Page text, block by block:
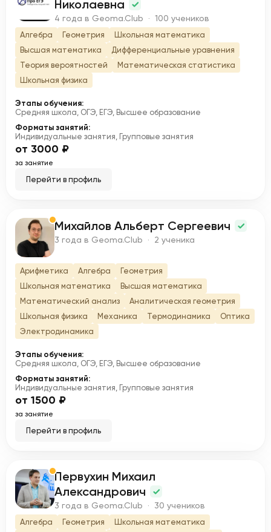
Николаевна
4 года в Geoma.Club · 100 учеников
Алгебра Геометрия
Школьная математика
Высшая математика
Дифференциальные уравнения
Теория вероятностей
Математическая статистика
Школьная физика
Этапы обучения:
Средняя школа, ОГЭ, ЕГЭ, Высшее образование
Форматы занятий:
Индивидуальные занятия, Групповые занятия
от 3000 ₽
за занятие
Перейти в профиль
М Михайлов Альберт Сергеевич
3 года в Geoma.Club · 2 ученика
Арифметика Алгебра
Геометрия
Школьная математика
Высшая математика
Математический анализ
Аналитическая геометрия
Школьная физика
Механика Термодинамика
Оптика
Электродинамика
Этапы обучения:
Средняя школа, ОГЭ, ЕГЭ, Высшее образование
Форматы занятий:
Индивидуальные занятия, Групповые занятия
от 1500 ₽
за занятие
Перейти в профиль
П
Первухин Михаил
Александрович
3 года в Geoma.Club · 30 учеников
Алгебра Геометрия
Школьная математика